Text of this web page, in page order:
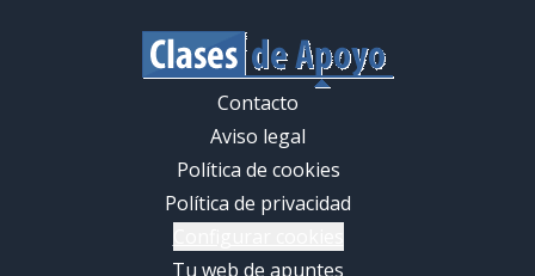
Contacto
Aviso legal
Política de cookies
Política de privacidad
Tu web de apuntes